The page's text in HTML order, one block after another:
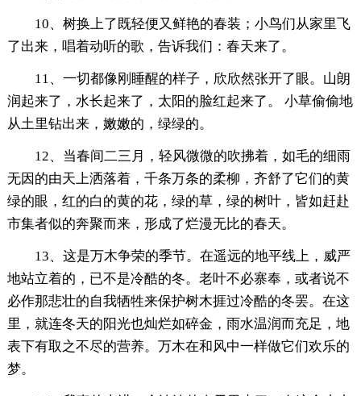
10、树换上了既轻便又鲜艳的春装；小鸟们从家里飞
了出来，唱着动听的歌，告诉我们：春天来了。
11、一切都像刚睡醒的样子，欣欣然张开了眼。山朗
润起来了，水长起来了，太阳的脸红起来了。 小草偷偷地
从土里钻出来，嫩嫩的，绿绿的。
12、当春间二三月，轻风微微的吹拂着，如毛的细雨
无因的由天上洒落着，千条万条的柔柳，齐舒了它们的黄
绿的眼，红的白的黄的花，绿的草，绿的树叶，皆如赶赴
市集者似的奔聚而来，形成了烂漫无比的春天。
13、这是万木争荣的季节。在遥远的地平线上，威严
地站立着的，已不是冷酷的冬。老叶不必寨奉，或者说不
必作那悲壮的自我牺牲来保护树木捱过冷酷的冬罢。在这
里，就连冬天的阳光也灿烂如碎金，雨水温润而充足，地
表下有取之不尽的营养。万木在和风中一样做它们欢乐的
梦。